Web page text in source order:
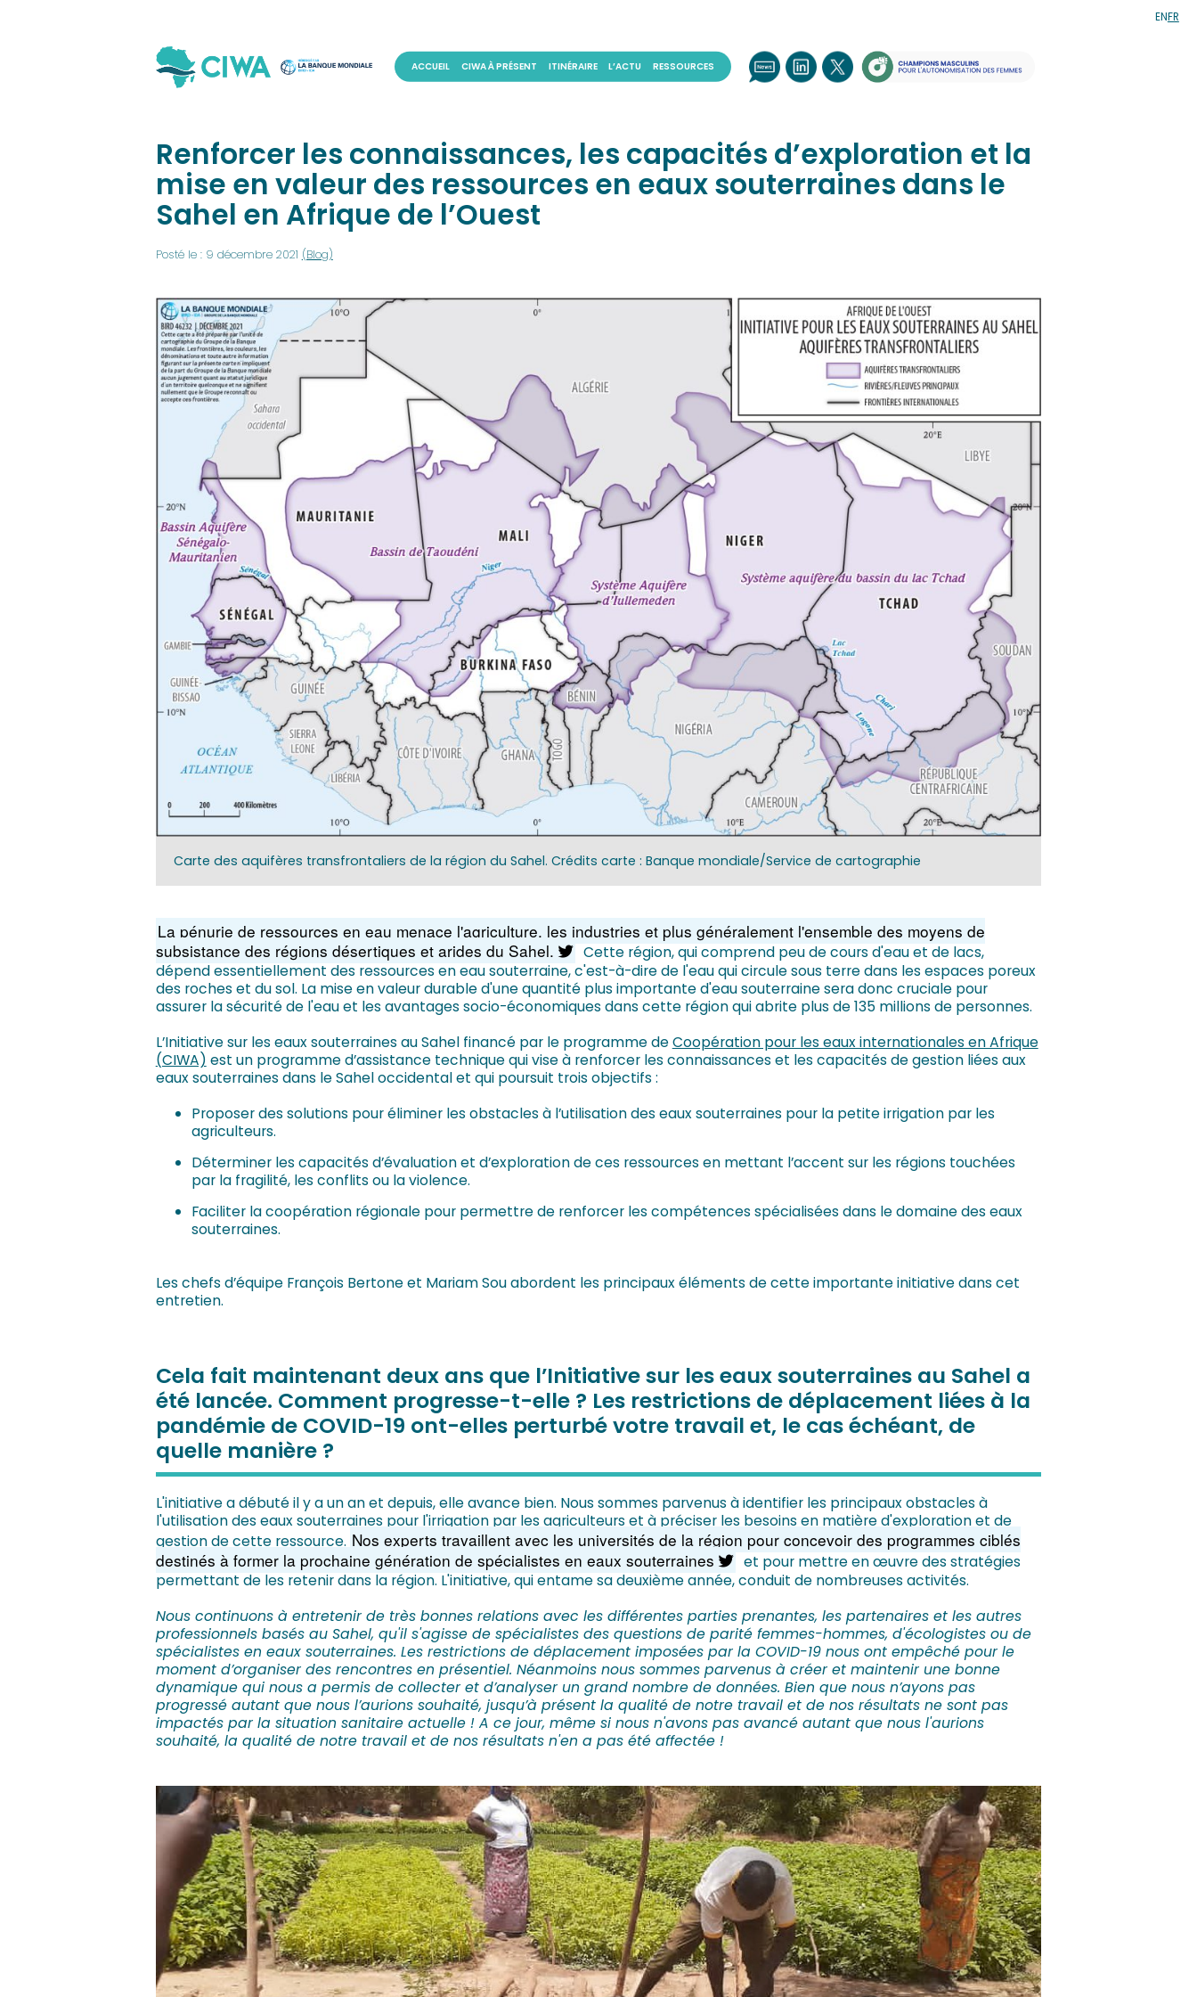
ENFR
ACCUEIL CIWA À PRÉSENT ITINÉRAIRE L’ACTU RESSOURCES
Renforcer les connaissances, les capacités d’exploration et la
mise en valeur des ressources en eaux souterraines dans le
Sahel en Afrique de l’Ouest
Posté le : 9 décembre 2021 (Blog)
Carte des aquifères transfrontaliers de la région du Sahel. Crédits carte : Banque mondiale/Service de cartographie
La pénurie de ressources en eau menace l'agriculture, les industries et plus généralement l'ensemble des moyens de
subsistance des régions désertiques et arides du Sahel.
Cette région, qui comprend peu de cours d'eau et de lacs,
dépend essentiellement des ressources en eau souterraine, c'est-à-dire de l'eau qui circule sous terre dans les espaces poreux
des roches et du sol. La mise en valeur durable d'une quantité plus importante d'eau souterraine sera donc cruciale pour
assurer la sécurité de l'eau et les avantages socio-économiques dans cette région qui abrite plus de 135 millions de personnes.
L’Initiative sur les eaux souterraines au Sahel financé par le programme deCoopération pour les eaux internationales en Afrique
(CIWA) est un programme d’assistance technique qui vise à renforcer les connaissances et les capacités de gestion liées aux
eaux souterraines dans le Sahel occidental et qui poursuit trois objectifs :
Proposer des solutions pour éliminer les obstacles à l’utilisation des eaux souterraines pour la petite irrigation par les
agriculteurs.
Déterminer les capacités d’évaluation et d’exploration de ces ressources en mettant l’accent sur les régions touchées
par la fragilité, les conflits ou la violence.
Faciliter la coopération régionale pour permettre de renforcer les compétences spécialisées dans le domaine des eaux
souterraines.
Les chefs d’équipe François Bertone et Mariam Sou abordent les principaux éléments de cette importante initiative dans cet
entretien.
Cela fait maintenant deux ans que l’Initiative sur les eaux souterraines au Sahel a
été lancée. Comment progresse-t-elle ? Les restrictions de déplacement liées à la
pandémie de COVID-19 ont-elles perturbé votre travail et, le cas échéant, de
quelle manière ?
L'initiative a débuté il y a un an et depuis, elle avance bien. Nous sommes parvenus à identifier les principaux obstacles à
l'utilisation des eaux souterraines pour l'irrigation par les agriculteurs et à préciser les besoins en matière d'exploration et de
gestion de cette ressource. Nos experts travaillent avec les universités de la région pour concevoir des programmes ciblés
destinés à former la prochaine génération de spécialistes en eaux souterraines
et pour mettre en œuvre des stratégies
permettant de les retenir dans la région. L'initiative, qui entame sa deuxième année, conduit de nombreuses activités.
Nous continuons à entretenir de très bonnes relations avec les différentes parties prenantes, les partenaires et les autres
professionnels basés au Sahel, qu'il s'agisse de spécialistes des questions de parité femmes-hommes, d'écologistes ou de
spécialistes en eaux souterraines. Les restrictions de déplacement imposées par la COVID-19 nous ont empêché pour le
moment d’organiser des rencontres en présentiel. Néanmoins nous sommes parvenus à créer et maintenir une bonne
dynamique qui nous a permis de collecter et d’analyser un grand nombre de données. Bien que nous n’ayons pas
progressé autant que nous l’aurions souhaité, jusqu’à présent la qualité de notre travail et de nos résultats ne sont pas
impactés par la situation sanitaire actuelle ! A ce jour, même si nous n'avons pas avancé autant que nous l'aurions
souhaité, la qualité de notre travail et de nos résultats n'en a pas été affectée !